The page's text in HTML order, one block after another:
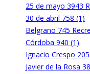
25 de mayo 3943
30 de abril 758 (1)
Belgrano 745
Córdoba 940 (1)
Ignacio Crespo
Javier de la Rosa